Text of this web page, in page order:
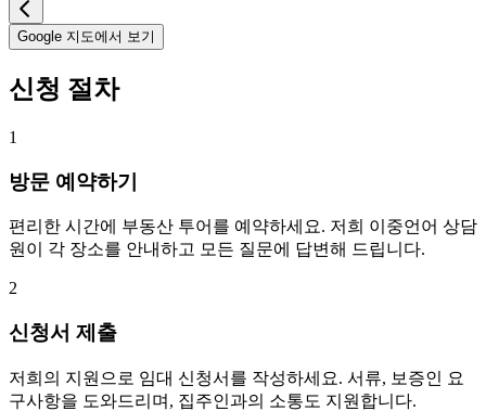
Google 지도에서 보기
신청 절차
1
방문 예약하기
편리한 시간에 부동산 투어를 예약하세요. 저희 이중언어 상담
원이 각 장소를 안내하고 모든 질문에 답변해 드립니다.
2
신청서 제출
저희의 지원으로 임대 신청서를 작성하세요. 서류, 보증인 요
구사항을 도와드리며, 집주인과의 소통도 지원합니다.